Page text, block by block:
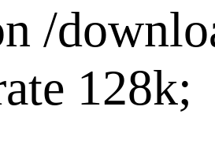
/
128k;